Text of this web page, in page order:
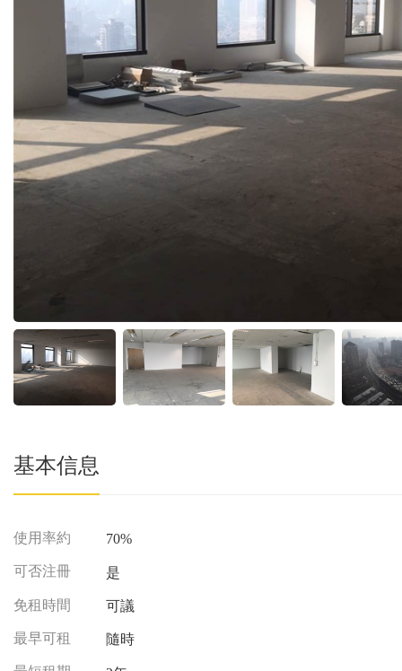
基本信息
使用率約 70%
可否注冊 是
免租時間 可議
最早可租 隨時